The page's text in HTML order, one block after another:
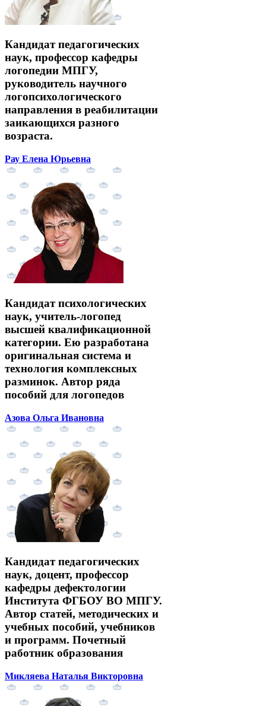
Кандидат педагогических
наук, профессор кафедры
логопедии МПГУ,
руководитель научного
логопсихологического
направления в реабилитации
заикающихся разного
возраста.
Рау Елена Юрьевна
Кандидат психологических
наук, учитель-логопед
высшей квалификационной
категории. Ею разработана
оригинальная система и
технология комплексных
разминок. Автор ряда
пособий для логопедов
Азова Ольга Ивановна
Кандидат педагогических
наук, доцент, профессор
кафедры дефектологии
Института ФГБОУ ВО МПГУ.
Автор статей, методических и
учебных пособий, учебников
и программ. Почетный
работник образования
Микляева Наталья Викторовна